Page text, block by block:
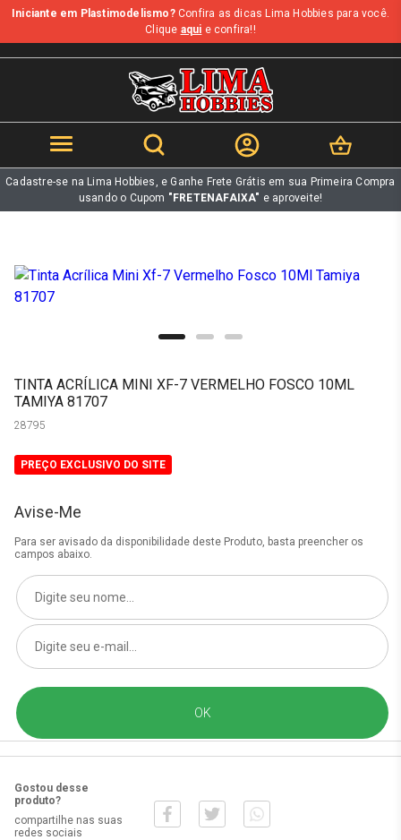
b
Iniciante em Plastimodelismo?Confira as dicas Lima Hobbies para você.
Clique aqui e confira!!
Cadastre-se na Lima Hobbies, e Ganhe Frete Grátis em sua Primeira Compra
usando o Cupom "FRETENAFAIXA" e aproveite!
TINTA ACRÍLICA MINI XF-7 VERMELHO FOSCO 10ML
TAMIYA 81707
28795
PREÇO EXCLUSIVO DO SITE
Avise-Me
Para ser avisado da disponibilidade deste Produto, basta preencher os
campos abaixo.
Gostou desse
produto?
compartilhe nas suas
redes sociais